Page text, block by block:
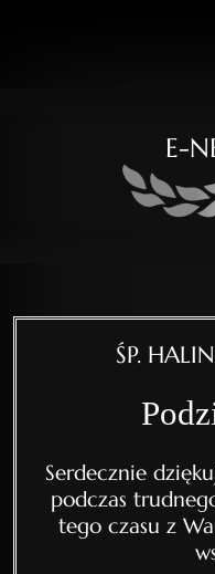
E-
ŚP.
Serdecznie
podczas
tego czasu z